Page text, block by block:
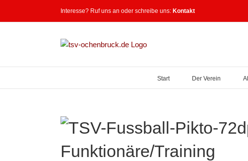
Interesse? Ruf uns an oder schreibe uns: Kontakt
Start Der Verein
Funktionäre/Training